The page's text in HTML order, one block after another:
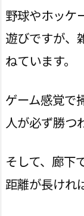
野球やホッケ
遊びですが、
ねています。
ゲーム感覚で
人が必ず勝つ
そして、廊下
距離が長けれ